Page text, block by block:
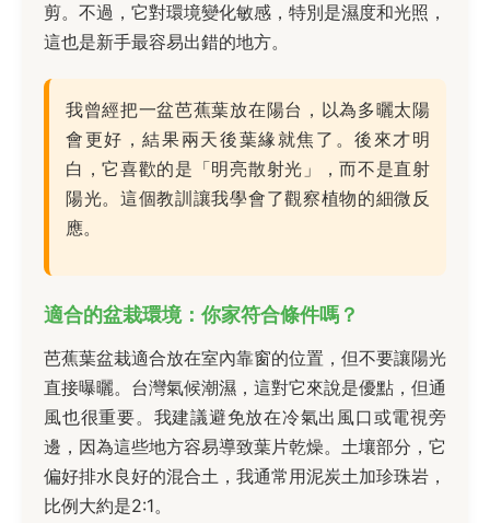
剪。不過，它對環境變化敏感，特別是濕度和光照，
這也是新手最容易出錯的地方。
我曾經把一盆芭蕉葉放在陽台，以為多曬太陽
會更好，結果兩天後葉緣就焦了。後來才明
白，它喜歡的是「明亮散射光」，而不是直射
陽光。這個教訓讓我學會了觀察植物的細微反
應。
適合的盆栽環境：你家符合條件嗎？
芭蕉葉盆栽適合放在室內靠窗的位置，但不要讓陽光
直接曝曬。台灣氣候潮濕，這對它來說是優點，但通
風也很重要。我建議避免放在冷氣出風口或電視旁
邊，因為這些地方容易導致葉片乾燥。土壤部分，它
偏好排水良好的混合土，我通常用泥炭土加珍珠岩，
比例大約是2:1。